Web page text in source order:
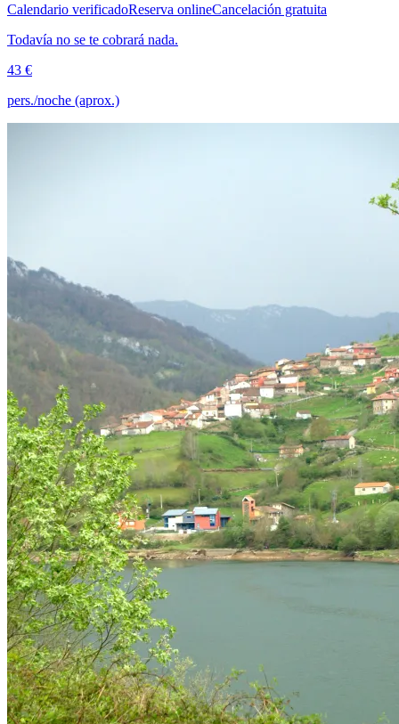
Calendario verificadoReserva onlineCancelación gratuita
Todavía no se te cobrará nada.
43 €
pers./noche (aprox.)